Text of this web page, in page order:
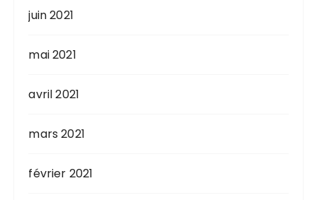
juin 2021
mai 2021
avril 2021
mars 2021
février 2021